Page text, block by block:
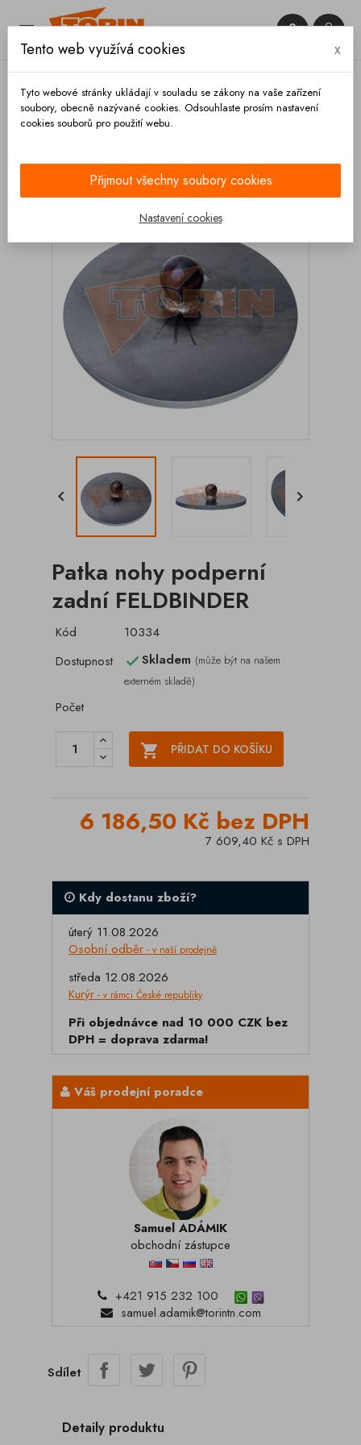
 

 
Patka nohy podperní
zadní FELDBINDER
Kód
10334
Dostupnost
Skladem (může být na našem
externém skladě)
Počet
 PŘIDAT DO KOŠÍKU
6 186,50 Kč bez DPH
7 609,40 Kč s DPH
Kdy dostanu zboží?
úterý 11.08.2026
Osobní odběr - v naší prodejně
středa 12.08.2026
Kurýr - v rámci České republiky
Při objednávce nad 10 000 CZK bez
DPH = doprava zdarma!
Váš prodejní poradce
Samuel ADÁMIK
obchodní zástupce
+421 915 232 100
samuel.adamik@torintn.com
Sdílet
Detaily produktu
Tento web využívá cookies x
Tyto webové stránky ukládají v souladu se zákony na vaše zařízení
soubory, obecně nazývané cookies. Odsouhlaste prosím nastavení
cookies souborů pro použití webu.
Přijmout všechny soubory cookies
Nastavení cookies